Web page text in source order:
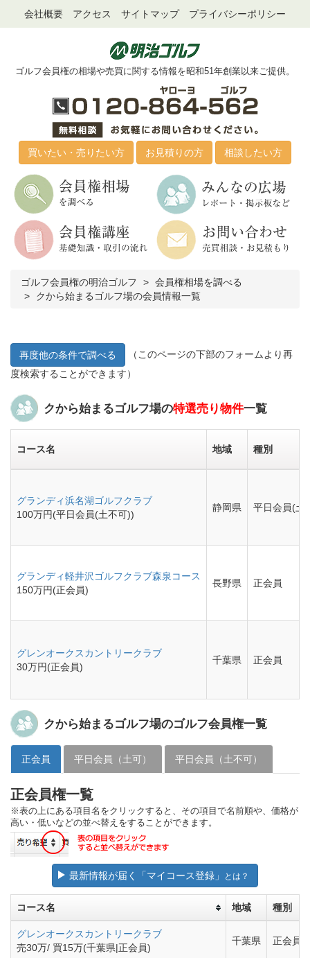
会社概要 アクセス サイトマップ プライバシーポリシー
ゴルフ会員権の相場や売買に関する情報を昭和51年創業以来ご提供。
買いたい・売りたい方 お見積りの方 相談したい方
ゴルフ会員権の明治ゴルフ
会員権相場を調べる
クから始まるゴルフ場の会員情報一覧
再度他の条件で調べる
（このページの下部のフォームより再
度検索することができます）
クから始まるゴルフ場の特選売り物件一覧
コース名 地域 種別
グランディ浜名湖ゴルフクラブ
100万円(平日会員(土不可))
静岡県 平日会員(土
グランディ軽井沢ゴルフクラブ森泉コース
150万円(正会員)
長野県 正会員
グレンオークスカントリークラブ
30万円(正会員)
千葉県 正会員
クから始まるゴルフ場のゴルフ会員権一覧
正会員 平日会員（土可） 平日会員（土不可）
正会員権一覧
※表の上にある項目名をクリックすると、その項目で名前順や、価格が
高い・低いなどの並べ替えをすることができます。
最新情報が届く「マイコース登録」 とは？
コース名 地域 種別
グレンオークスカントリークラブ
売30万/ 買15万(千葉県|正会員)
千葉県 正会員